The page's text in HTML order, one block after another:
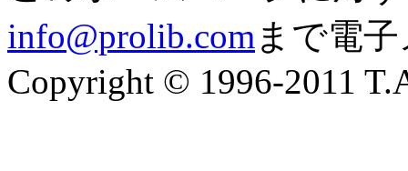
info@prolib.comまで電
Copyright © 1996-2011